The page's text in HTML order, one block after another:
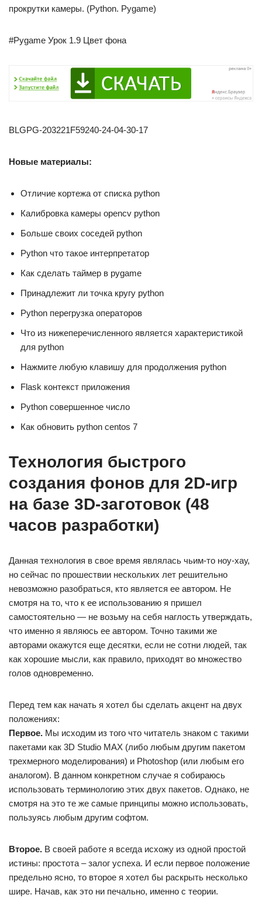
прокрутки камеры. (Python. Pygame)
#Pygame Урок 1.9 Цвет фона
BLGPG-203221F59240-24-04-30-17
Новые материалы:
Отличие кортежа от списка python
Калибровка камеры opencv python
Больше своих соседей python
Python что такое интерпретатор
Как сделать таймер в pygame
Принадлежит ли точка кругу python
Python перегрузка операторов
Что из нижеперечисленного является характеристикой
для python
Нажмите любую клавишу для продолжения python
Flask контекст приложения
Python совершенное число
Как обновить python centos 7
Технология быстрого
создания фонов для 2D-игр
на базе 3D-заготовок (48
часов разработки)
Данная технология в свое время являлась чьим-то ноу-хау,
но сейчас по прошествии нескольких лет решительно
невозможно разобраться, кто является ее автором. Не
смотря на то, что к ее использованию я пришел
самостоятельно — не возьму на себя наглость утверждать,
что именно я являюсь ее автором. Точно такими же
авторами окажутся еще десятки, если не сотни людей, так
как хорошие мысли, как правило, приходят во множество
голов одновременно.
Перед тем как начать я хотел бы сделать акцент на двух
положениях:
Первое. Мы исходим из того что читатель знаком с такими
пакетами как 3D Studio MAX (либо любым другим пакетом
трехмерного моделирования) и Photoshop (или любым его
аналогом). В данном конкретном случае я собираюсь
использовать терминологию этих двух пакетов. Однако, не
смотря на это те же самые принципы можно использовать,
пользуясь любым другим софтом.
Второе. В своей работе я всегда исхожу из одной простой
истины: простота – залог успеха. И если первое положение
предельно ясно, то второе я хотел бы раскрыть несколько
шире. Начав, как это ни печально, именно с теории.